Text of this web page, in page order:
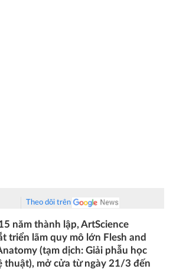
Theo dõi trên
năm thành lập, ArtScience
triển lãm quy mô lớn Flesh and
(tạm dịch: Giải phẫu học
thuật), mở cửa từ ngày 21/3 đến